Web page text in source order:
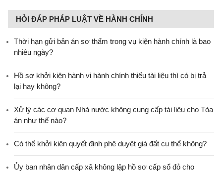
HỎI ĐÁP PHÁP LUẬT VỀ HÀNH CHÍNH
Thời hạn gửi bản án sơ thẩm trong vụ kiện hành chính là bao
nhiêu ngày?
Hồ sơ khởi kiện hành vi hành chính thiếu tài liệu thì có bị trả
lại hay không?
Xử lý các cơ quan Nhà nước không cung cấp tài liệu cho Tòa
án như thế nào?
Có thể khởi kiện quyết định phê duyệt giá đất cụ thể không?
Ủy ban nhân dân cấp xã không lập hồ sơ cấp sổ đỏ cho